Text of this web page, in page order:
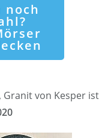
noch
Granit von Kesper ist